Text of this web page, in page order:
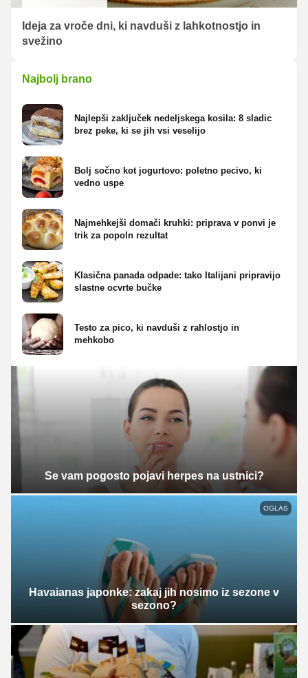
Ideja za vroče dni, ki navduši z lahkotnostjo in
svežino
Najbolj brano
Najlepši zaključek nedeljskega kosila: 8 sladic
brez peke, ki se jih vsi veselijo
Bolj sočno kot jogurtovo: poletno pecivo, ki
vedno uspe
Najmehkejši domači kruhki: priprava v ponvi je
trik za popoln rezultat
Klasična panada odpade: tako Italijani pripravijo
slastne ocvrte bučke
Testo za pico, ki navduši z rahlostjo in
mehkobo
Se vam pogosto pojavi herpes na ustnici?
OGLAS
Havaianas japonke: zakaj jih nosimo iz sezone v
sezono?